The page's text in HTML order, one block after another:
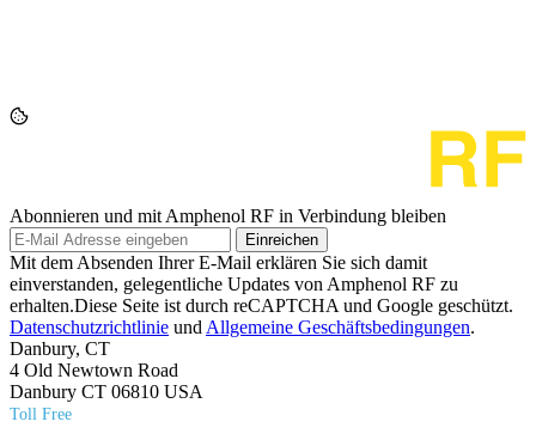
Abonnieren und mit Amphenol RF in Verbindung bleiben
Einreichen
Mit dem Absenden Ihrer E-Mail erklären Sie sich damit
einverstanden, gelegentliche Updates von Amphenol RF zu
erhalten.Diese Seite ist durch reCAPTCHA und Google geschützt.
Datenschutzrichtlinie und Allgemeine Geschäftsbedingungen.
Danbury, CT
4 Old Newtown Road
Danbury CT 06810 USA
Toll Free